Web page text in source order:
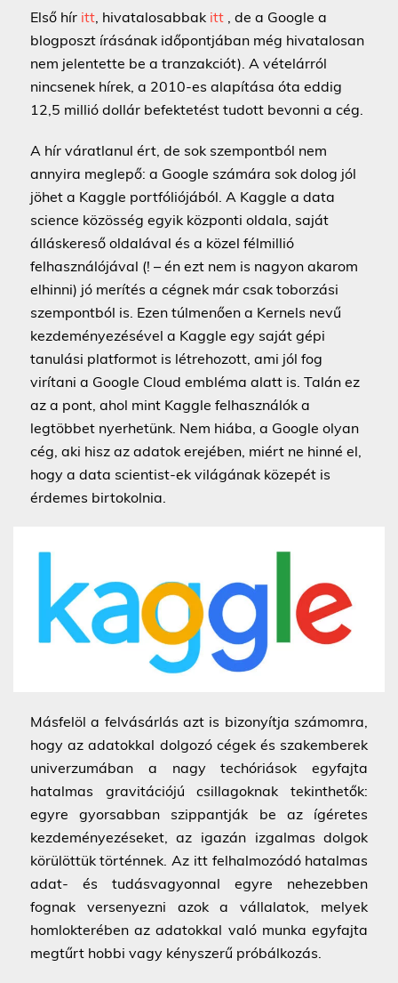
Első hír itt, hivatalosabbak itt, de a Google a
blogposzt írásának időpontjában még hivatalosan
nem jelentette be a tranzakciót). A vételárról
nincsenek hírek, a 2010-es alapítása óta eddig
12,5 millió dollár befektetést tudott bevonni a cég.
A hír váratlanul ért, de sok szempontból nem
annyira meglepő: a Google számára sok dolog jól
jöhet a Kaggle portfóliójából. A Kaggle a data
science közösség egyik központi oldala, saját
álláskereső oldalával és a közel félmillió
felhasználójával (! – én ezt nem is nagyon akarom
elhinni) jó merítés a cégnek már csak toborzási
szempontból is. Ezen túlmenően a Kernels nevű
kezdeményezésével a Kaggle egy saját gépi
tanulási platformot is létrehozott, ami jól fog
virítani a Google Cloud embléma alatt is. Talán ez
az a pont, ahol mint Kaggle felhasználók a
legtöbbet nyerhetünk. Nem hiába, a Google olyan
cég, aki hisz az adatok erejében, miért ne hinné el,
hogy a data scientist-ek világának közepét is
érdemes birtokolnia.
Másfelöl a felvásárlás azt is bizonyítja számomra,
hogy az adatokkal dolgozó cégek és szakemberek
univerzumában a nagy techóriások egyfajta
hatalmas gravitációjú csillagoknak tekinthetők:
egyre gyorsabban szippantják be az ígéretes
kezdeményezéseket, az igazán izgalmas dolgok
körülöttük történnek. Az itt felhalmozódó hatalmas
adat- és tudásvagyonnal egyre nehezebben
fognak versenyezni azok a vállalatok, melyek
homlokterében az adatokkal való munka egyfajta
megtűrt hobbi vagy kényszerű próbálkozás.